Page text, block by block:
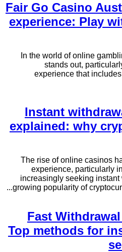
Fair Go Casino
experience: Play
In the world of online
stands out,
experience that
Instant
explained: why
The rise of online casinos
experience, particularly
increasingly seeking
growing popularity of
Fast
Top methods for